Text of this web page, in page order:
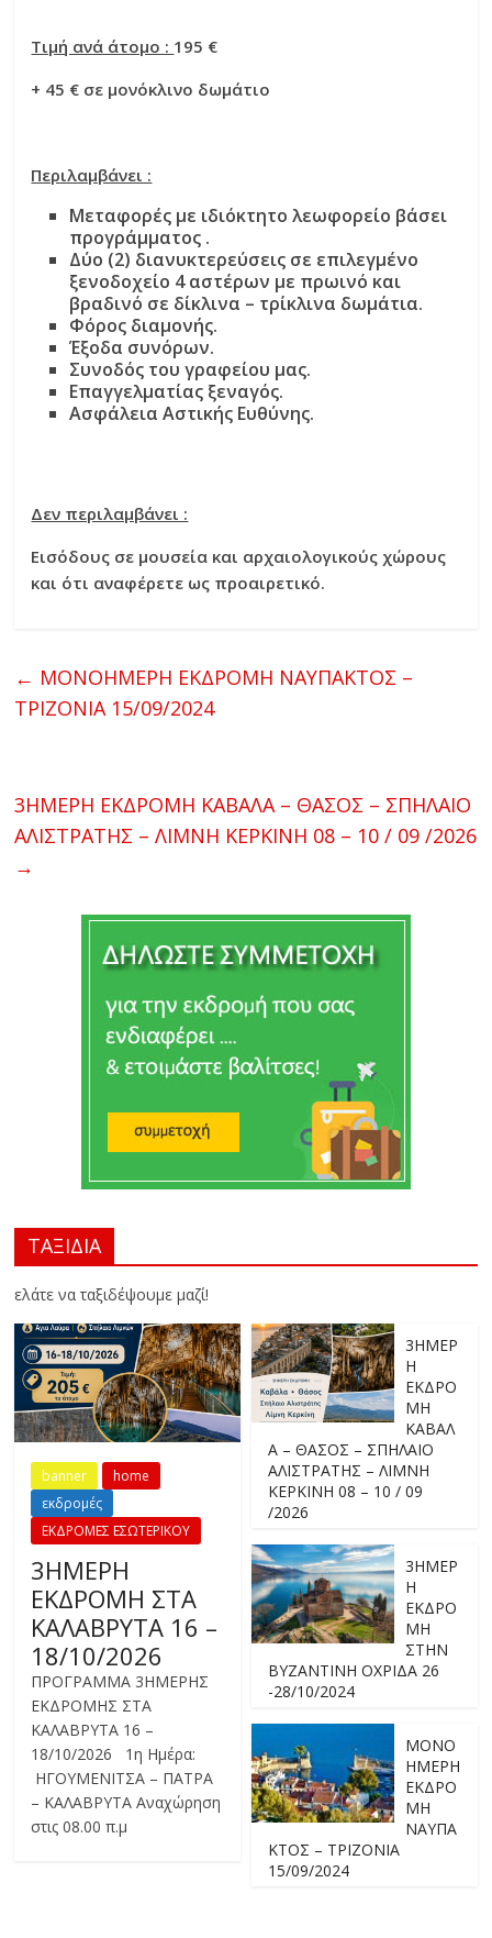
Τιμή ανά άτομο : 195 €
+ 45 € σε μονόκλινο δωμάτιο
Περιλαμβάνει :
Μεταφορές με ιδιόκτητο λεωφορείο βάσει
προγράμματος .
Δύο (2) διανυκτερεύσεις σε επιλεγμένο
ξενοδοχείο 4 αστέρων με πρωινό και
βραδινό σε δίκλινα – τρίκλινα δωμάτια.
Φόρος διαμονής.
Έξοδα συνόρων.
Συνοδός του γραφείου μας.
Επαγγελματίας ξεναγός.
Ασφάλεια Αστικής Ευθύνης.
Δεν περιλαμβάνει :
Εισόδους σε μουσεία και αρχαιολογικούς χώρους
και ότι αναφέρετε ως προαιρετικό.
← ΜΟΝΟΗΜΕΡΗ ΕΚΔΡΟΜΗ ΝΑΥΠΑΚΤΟΣ –
ΤΡΙΖΟΝΙΑ 15/09/2024
3ΗΜΕΡΗ ΕΚΔΡΟΜΗ ΚΑΒΑΛΑ – ΘΑΣΟΣ – ΣΠΗΛΑΙΟ
ΑΛΙΣΤΡΑΤΗΣ – ΛΙΜΝΗ ΚΕΡΚΙΝΗ 08 – 10 / 09 /2026
→
ΤΑΞΙΔΙΑ
ελάτε να ταξιδέψουμε μαζί!
banner
home
εκδρομές
ΕΚΔΡΟΜΕΣ ΕΣΩΤΕΡΙΚΟΥ
3ΗΜΕΡΗ
ΕΚΔΡΟΜΗ ΣΤΑ
ΚΑΛΑΒΡΥΤΑ 16 –
18/10/2026
ΠΡΟΓΡΑΜΜΑ 3ΗΜΕΡΗΣ
ΕΚΔΡΟΜΗΣ ΣΤΑ
ΚΑΛΑΒΡΥΤΑ 16 –
18/10/2026 1η Ημέρα:
ΗΓΟΥΜΕΝΙΤΣΑ – ΠΑΤΡΑ
– ΚΑΛΑΒΡΥΤΑ Αναχώρηση
στις 08.00 π.μ
3ΗΜΕΡ
Η
ΕΚΔΡΟ
ΜΗ
ΚΑΒΑΛ
Α – ΘΑΣΟΣ – ΣΠΗΛΑΙΟ
ΑΛΙΣΤΡΑΤΗΣ – ΛΙΜΝΗ
ΚΕΡΚΙΝΗ 08 – 10 / 09
/2026
3ΗΜΕΡ
Η
ΕΚΔΡΟ
ΜΗ
ΣΤΗΝ
ΒΥΖΑΝΤΙΝΗ ΟΧΡΙΔΑ 26
-28/10/2024
ΜΟΝΟ
ΗΜΕΡΗ
ΕΚΔΡΟ
ΜΗ
ΝΑΥΠΑ
ΚΤΟΣ – ΤΡΙΖΟΝΙΑ
15/09/2024